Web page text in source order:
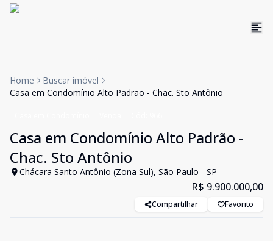
Home
Buscar imóvel
Casa em Condomínio Alto Padrão - Chac. Sto Antônio
Casa em Condomínio Alto Padrão -
Chac. Sto Antônio
Chácara Santo Antônio (Zona Sul), São Paulo - SP
R$ 9.900.000,00
Compartilhar Favorito